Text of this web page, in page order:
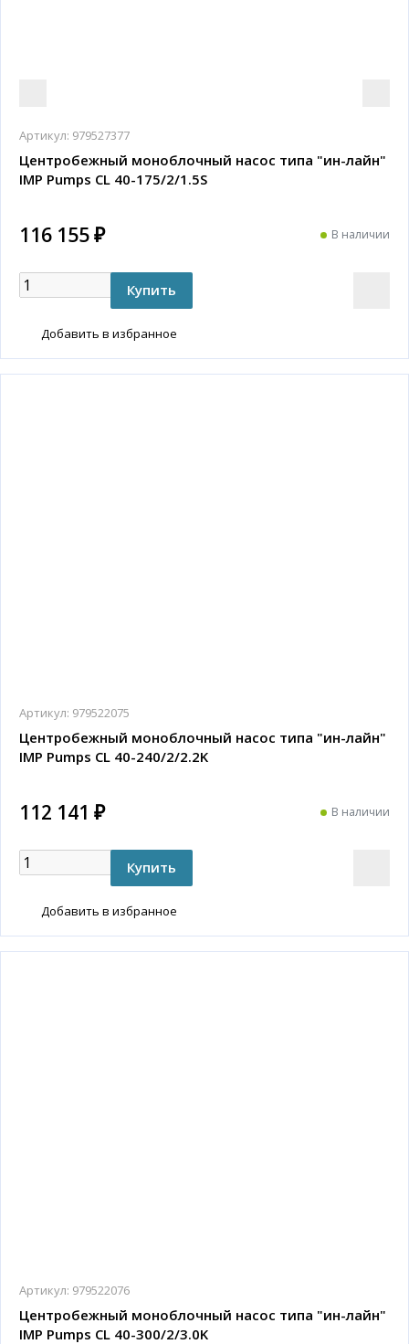
Артикул: 979527377
Центробежный моноблочный насос типа "ин-лайн"
IMP Pumps CL 40-175/2/1.5S
116 155 ₽ В наличии
Добавить в избранное
Артикул: 979522075
Центробежный моноблочный насос типа "ин-лайн"
IMP Pumps CL 40-240/2/2.2K
112 141 ₽ В наличии
Добавить в избранное
Артикул: 979522076
Центробежный моноблочный насос типа "ин-лайн"
IMP Pumps CL 40-300/2/3.0K